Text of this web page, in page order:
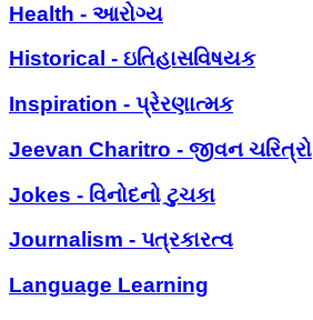
Health - આરોગ્ય
Historical - ઇતિહાસવિષયક
Inspiration - પ્રેરણાત્મક
Jeevan Charitro - જીવન ચરિત્રો
Jokes - વિનોદનો ટુચકા
Journalism - પત્રકારત્વ
Language Learning